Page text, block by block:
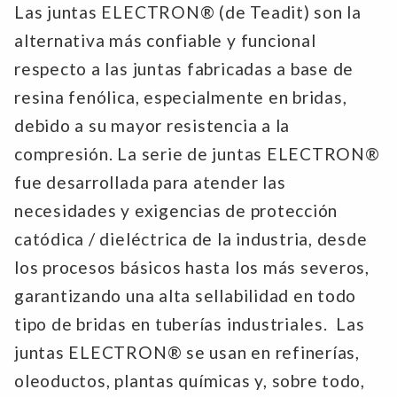
Las juntas ELECTRON® (de Teadit) son la
alternativa más confiable y funcional
respecto a las juntas fabricadas a base de
resina fenólica, especialmente en bridas,
debido a su mayor resistencia a la
compresión. La serie de juntas ELECTRON®
fue desarrollada para atender las
necesidades y exigencias de protección
catódica / dieléctrica de la industria, desde
los procesos básicos hasta los más severos,
garantizando una alta sellabilidad en todo
tipo de bridas en tuberías industriales. Las
juntas ELECTRON® se usan en refinerías,
oleoductos, plantas químicas y, sobre todo,